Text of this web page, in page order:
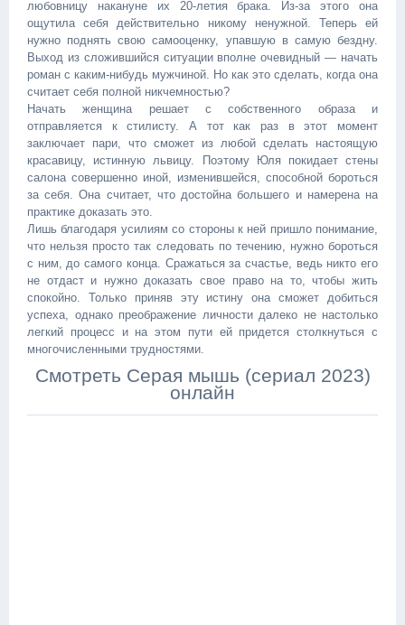
любовницу накануне их 20-летия брака. Из-за этого она
ощутила себя действительно никому ненужной. Теперь ей
нужно поднять свою самооценку, упавшую в самую бездну.
Выход из сложившийся ситуации вполне очевидный — начать
роман с каким-нибудь мужчиной. Но как это сделать, когда она
считает себя полной никчемностью?
Начать женщина решает с собственного образа и
отправляется к стилисту. А тот как раз в этот момент
заключает пари, что сможет из любой сделать настоящую
красавицу, истинную львицу. Поэтому Юля покидает стены
салона совершенно иной, изменившейся, способной бороться
за себя. Она считает, что достойна большего и намерена на
практике доказать это.
Лишь благодаря усилиям со стороны к ней пришло понимание,
что нельзя просто так следовать по течению, нужно бороться
с ним, до самого конца. Сражаться за счастье, ведь никто его
не отдаст и нужно доказать свое право на то, чтобы жить
спокойно. Только приняв эту истину она сможет добиться
успеха, однако преображение личности далеко не настолько
легкий процесс и на этом пути ей придется столкнуться с
многочисленными трудностями.
Смотреть Серая мышь (сериал 2023)
онлайн